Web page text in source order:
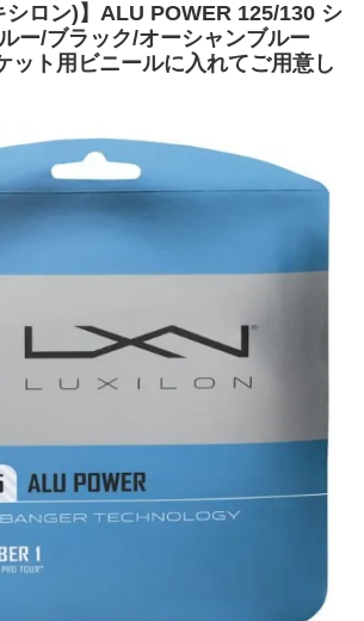
シロン)】ALU POWER 125/130 シ
ー/ブラック/オーシャンブルー
ット用ビニールに入れてご用意し